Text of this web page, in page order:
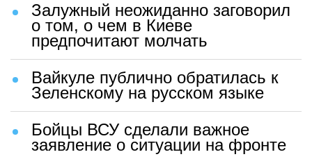
Залужный неожиданно заговорил
о том, о чем в Киеве
предпочитают молчать
Вайкуле публично обратилась к
Зеленскому на русском языке
Бойцы ВСУ сделали важное
заявление о ситуации на фронте